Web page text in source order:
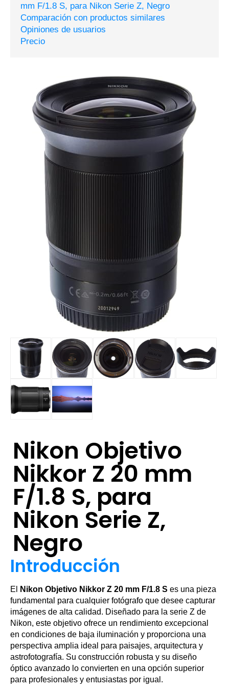
mm F/1.8 S, para Nikon Serie Z, Negro
Comparación con productos similares
Opiniones de usuarios
Precio
Nikon Objetivo
Nikkor Z 20 mm
F/1.8 S, para
Nikon Serie Z,
Negro
Introducción
El Nikon Objetivo Nikkor Z 20 mm F/1.8 S es una pieza
fundamental para cualquier fotógrafo que desee capturar
imágenes de alta calidad. Diseñado para la serie Z de
Nikon, este objetivo ofrece un rendimiento excepcional
en condiciones de baja iluminación y proporciona una
perspectiva amplia ideal para paisajes, arquitectura y
astrofotografía. Su construcción robusta y su diseño
óptico avanzado lo convierten en una opción superior
para profesionales y entusiastas por igual.